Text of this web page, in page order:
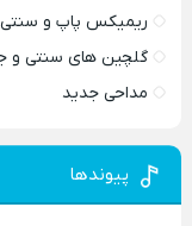
ریمیکس پاپ و سنتی
گلچین های سنتی و
مداحی جدید
پیوندها